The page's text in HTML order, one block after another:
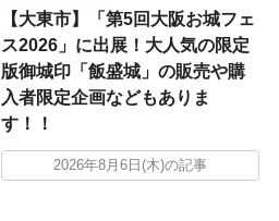
【大東市】「第5回大阪お城フェ
ス2026」に出展！大人気の限定
版御城印「飯盛城」の販売や購
入者限定企画などもありま
す！！
2026年8月6日(木)の記事